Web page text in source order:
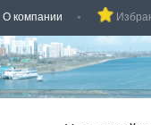
О компании